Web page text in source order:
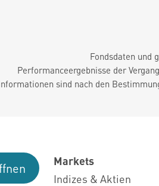
Fondsdaten und
Performanceergebnisse der
sind nach den
Markets
Indizes & Aktien